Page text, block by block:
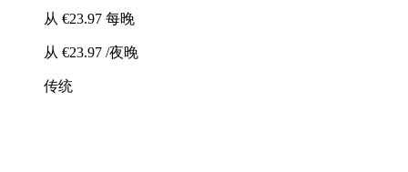
从 €23.97 每晚
从 €23.97 /夜晚
传统